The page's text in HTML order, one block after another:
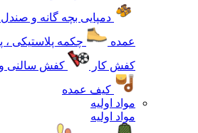
دمپایی بچه گانه و صندل
عمده
چکمه پلاستیکی ،
کفش کار
کفش سالنی
کیف عمده
مواد اولیه
مواد اولیه